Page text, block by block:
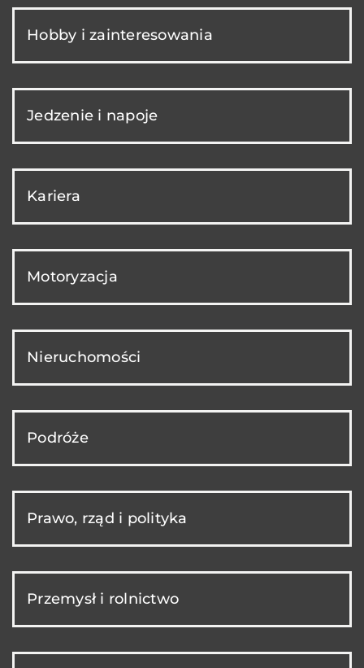
Hobby i zainteresowania
Jedzenie i napoje
Kariera
Motoryzacja
Nieruchomości
Podróże
Prawo, rząd i polityka
Przemysł i rolnictwo